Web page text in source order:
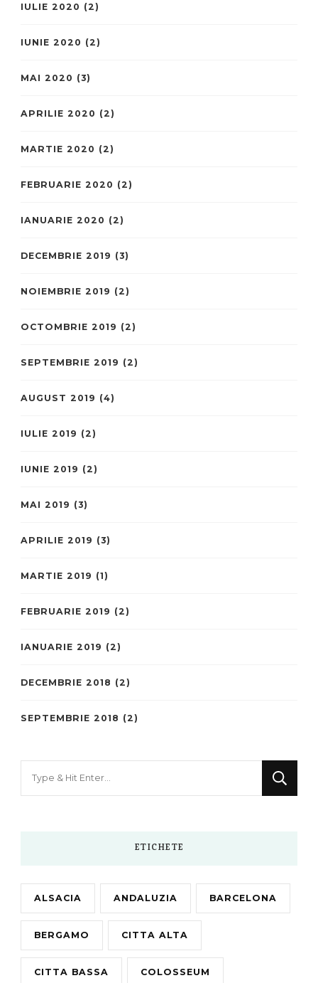
IULIE 2020 (2)
IUNIE 2020 (2)
MAI 2020 (3)
APRILIE 2020 (2)
MARTIE 2020 (2)
FEBRUARIE 2020 (2)
IANUARIE 2020 (2)
DECEMBRIE 2019 (3)
NOIEMBRIE 2019 (2)
OCTOMBRIE 2019 (2)
SEPTEMBRIE 2019 (2)
AUGUST 2019 (4)
IULIE 2019 (2)
IUNIE 2019 (2)
MAI 2019 (3)
APRILIE 2019 (3)
MARTIE 2019 (1)
FEBRUARIE 2019 (2)
IANUARIE 2019 (2)
DECEMBRIE 2018 (2)
SEPTEMBRIE 2018 (2)
ETICHETE
ALSACIA ANDALUZIA BARCELONA
BERGAMO CITTA ALTA
CITTA BASSA COLOSSEUM